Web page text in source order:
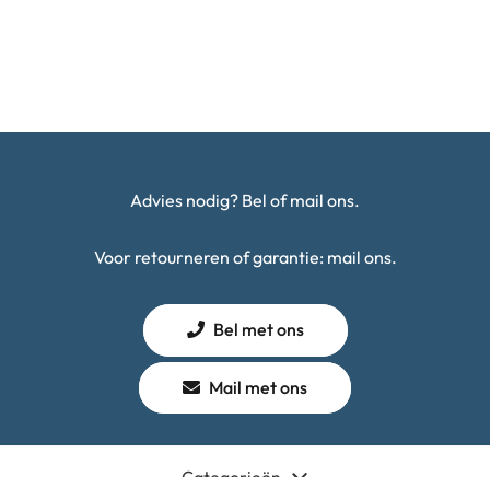
Advies nodig? Bel of mail ons.
Voor retourneren of garantie: mail ons.
Bel met ons
Mail met ons